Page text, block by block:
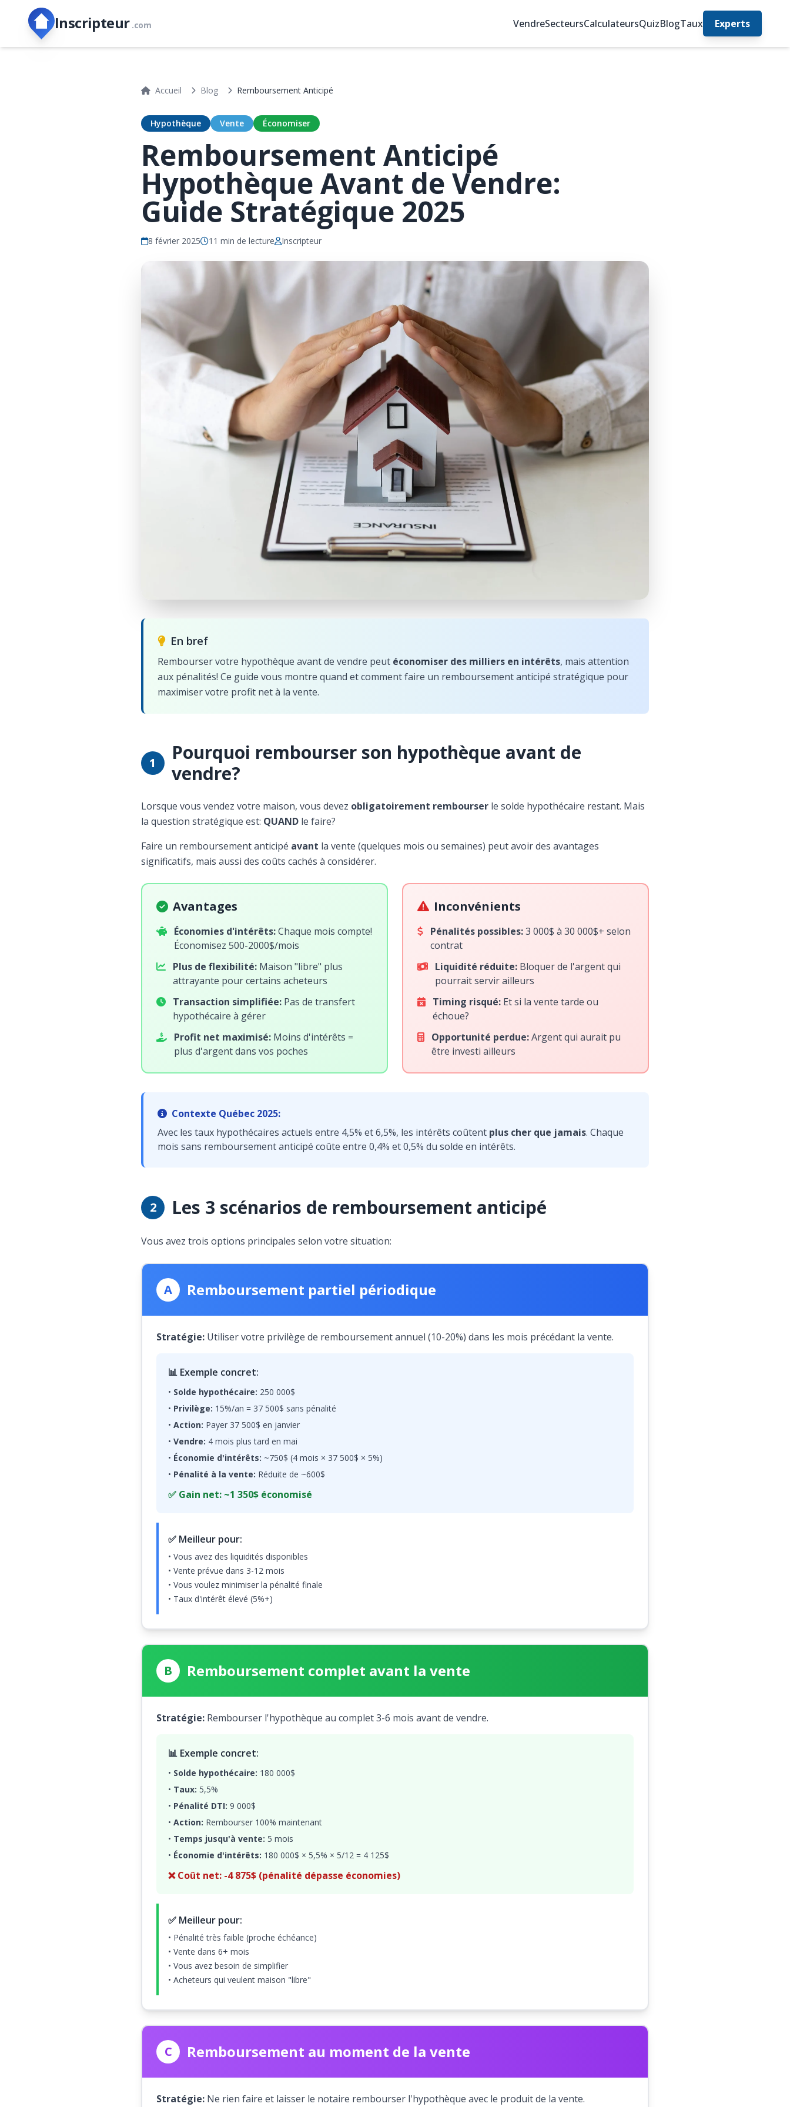
Inscripteur .com VendreSecteursCalculateursQuizBlogTaux Experts
Accueil Blog Remboursement Anticipé
Hypothèque Vente Économiser
Remboursement Anticipé
Hypothèque Avant de Vendre:
Guide Stratégique 2025
8 février 2025 11 min de lecture Inscripteur
En bref
Rembourser votre hypothèque avant de vendre peut économiser des milliers en intérêts, mais attention
aux pénalités! Ce guide vous montre quand et comment faire un remboursement anticipé stratégique pour
maximiser votre profit net à la vente.
1
Pourquoi rembourser son hypothèque avant de
vendre?
Lorsque vous vendez votre maison, vous devez obligatoirement rembourser le solde hypothécaire restant. Mais
la question stratégique est: QUAND le faire?
Faire un remboursement anticipé avant la vente (quelques mois ou semaines) peut avoir des avantages
significatifs, mais aussi des coûts cachés à considérer.
Avantages
Économies d'intérêts:Chaque mois compte!
Économisez 500-2000$/mois
Plus de flexibilité: Maison "libre" plus
attrayante pour certains acheteurs
Transaction simplifiée: Pas de transfert
hypothécaire à gérer
Profit net maximisé: Moins d'intérêts =
plus d'argent dans vos poches
Inconvénients
Pénalités possibles:3 000$ à 30 000$+ selon
contrat
Liquidité réduite: Bloquer de l'argent qui
pourrait servir ailleurs
Timing risqué: Et si la vente tarde ou
échoue?
Opportunité perdue:Argent qui aurait pu
être investi ailleurs
Contexte Québec 2025:
Avec les taux hypothécaires actuels entre 4,5% et 6,5%, les intérêts coûtent plus cher que jamais. Chaque
mois sans remboursement anticipé coûte entre 0,4% et 0,5% du solde en intérêts.
2 Les 3 scénarios de remboursement anticipé
Vous avez trois options principales selon votre situation:
A Remboursement partiel périodique
Stratégie: Utiliser votre privilège de remboursement annuel (10-20%) dans les mois précédant la vente.
📊 Exemple concret:
• Solde hypothécaire: 250 000$
• Privilège: 15%/an = 37 500$ sans pénalité
• Action: Payer 37 500$ en janvier
• Vendre: 4 mois plus tard en mai
• Économie d'intérêts: ~750$ (4 mois × 37 500$ × 5%)
• Pénalité à la vente: Réduite de ~600$
✅ Gain net: ~1 350$ économisé
✅ Meilleur pour:
• Vous avez des liquidités disponibles
• Vente prévue dans 3-12 mois
• Vous voulez minimiser la pénalité finale
• Taux d'intérêt élevé (5%+)
B Remboursement complet avant la vente
Stratégie: Rembourser l'hypothèque au complet 3-6 mois avant de vendre.
📊 Exemple concret:
• Solde hypothécaire: 180 000$
• Taux: 5,5%
• Pénalité DTI: 9 000$
• Action: Rembourser 100% maintenant
• Temps jusqu'à vente: 5 mois
• Économie d'intérêts: 180 000$ × 5,5% × 5/12 = 4 125$
❌ Coût net: -4 875$ (pénalité dépasse économies)
✅ Meilleur pour:
• Pénalité très faible (proche échéance)
• Vente dans 6+ mois
• Vous avez besoin de simplifier
• Acheteurs qui veulent maison "libre"
C Remboursement au moment de la vente
Stratégie: Ne rien faire et laisser le notaire rembourser l'hypothèque avec le produit de la vente.